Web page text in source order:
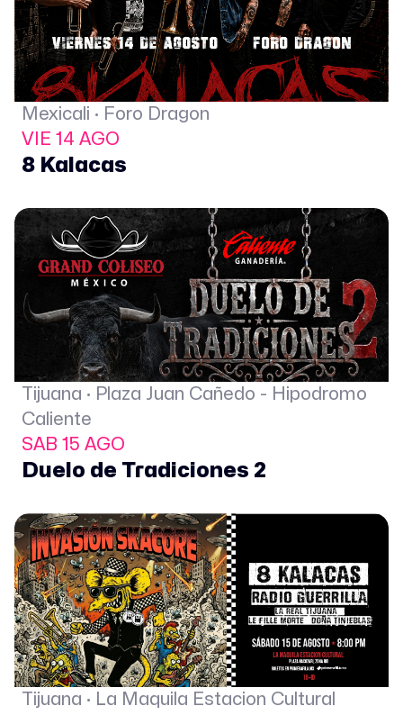
Mexicali · Foro Dragon
VIE 14 AGO
8 Kalacas
Tijuana · Plaza Juan Cañedo - Hipodromo
Caliente
SAB 15 AGO
Duelo de Tradiciones 2
Tijuana · La Maquila Estacion Cultural